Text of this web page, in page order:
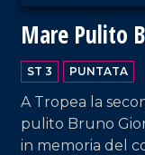
Mare Pulito
Marina
ST 3 PUNTATA
A Tropea la
pulito Bruno
in memoria del
VAI AL TITOLO